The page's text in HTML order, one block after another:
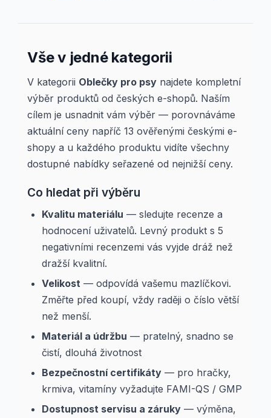
Vše v jedné kategorii
V kategorii Oblečky pro psy najdete kompletní
výběr produktů od českých e-shopů. Naším
cílem je usnadnit vám výběr — porovnáváme
aktuální ceny napříč 13 ověřenými českými e-
shopy a u každého produktu vidíte všechny
dostupné nabídky seřazené od nejnižší ceny.
Co hledat při výběru
Kvalitu materiálu — sledujte recenze a
hodnocení uživatelů. Levný produkt s 5
negativními recenzemi vás vyjde dráž než
dražší kvalitní.
Velikost — odpovídá vašemu mazlíčkovi.
Změřte před koupí, vždy raději o číslo větší
než menší.
Materiál a údržbu — pratelný, snadno se
čistí, dlouhá životnost
Bezpečnostní certifikáty — pro hračky,
krmiva, vitamíny vyžadujte FAMI-QS / GMP
Dostupnost servisu a záruky — výměna,